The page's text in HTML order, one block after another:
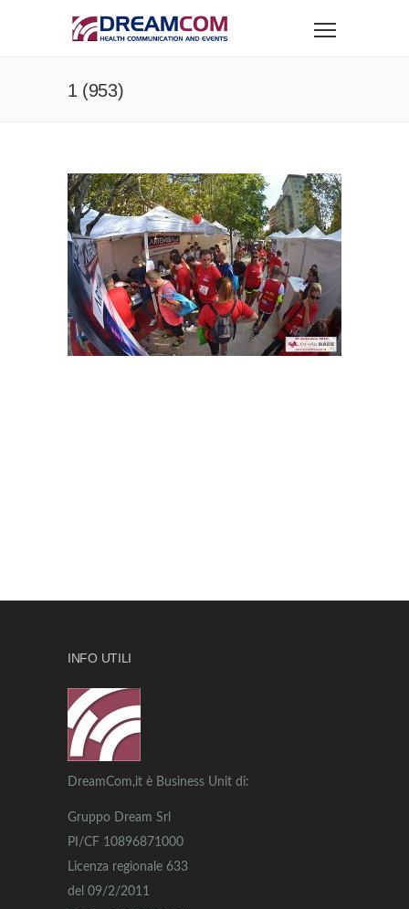
1 (953)
INFO UTILI
DreamCom,it è Business Unit di:
Gruppo Dream Srl
PI/CF 10896871000
Licenza regionale 633
del 09/2/2011